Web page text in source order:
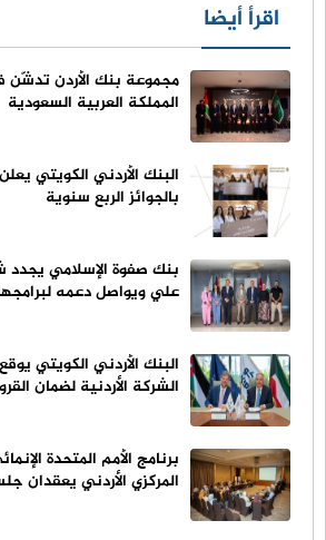
اقرأ أيضا
مجموعة بنك الأردن تدشّن
المملكة العربية السعودية
البنك الأردني الكويتي
بالجوائز الربع سنوية
بنك صفوة الإسلامي يجدد
علي ويواصل دعمه
البنك الأردني الكويتي
الشركة الأردنية لضمان
برنامج الأمم المتحدة
المركزي الأردني يعقدان